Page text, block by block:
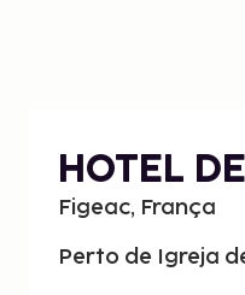
HOTEL
Figeac, França
Perto de Igreja